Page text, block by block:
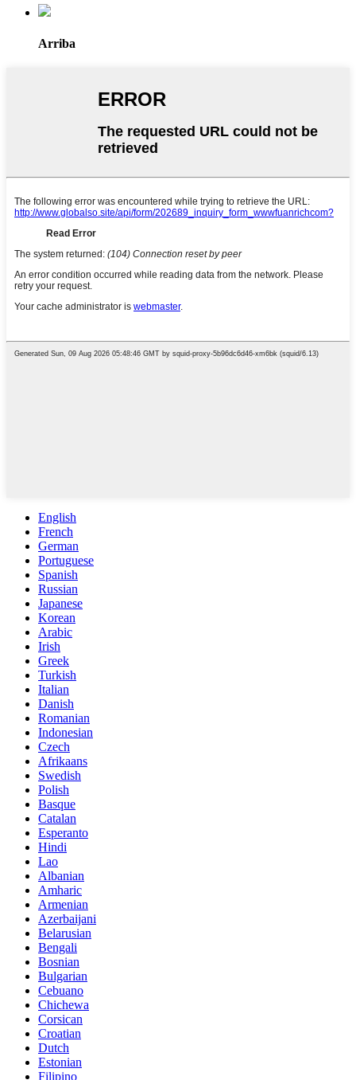
Arriba
English
French
German
Portuguese
Spanish
Russian
Japanese
Korean
Arabic
Irish
Greek
Turkish
Italian
Danish
Romanian
Indonesian
Czech
Afrikaans
Swedish
Polish
Basque
Catalan
Esperanto
Hindi
Lao
Albanian
Amharic
Armenian
Azerbaijani
Belarusian
Bengali
Bosnian
Bulgarian
Cebuano
Chichewa
Corsican
Croatian
Dutch
Estonian
Filipino